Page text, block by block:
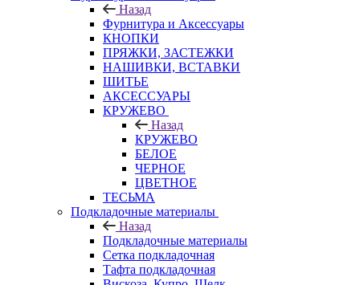
Назад
Фурнитура и Аксессуары
КНОПКИ
ПРЯЖКИ, ЗАСТЕЖКИ
НАШИВКИ, ВСТАВКИ
ШИТЬЕ
АКСЕССУАРЫ
КРУЖЕВО
Назад
КРУЖЕВО
БЕЛОЕ
ЧЕРНОЕ
ЦВЕТНОЕ
ТЕСЬМА
Подкладочные материалы
Назад
Подкладочные материалы
Сетка подкладочная
Тафта подкладочная